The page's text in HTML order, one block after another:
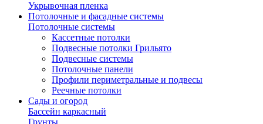
Укрывочная пленка
Потолочные и фасадные системы
Потолочные системы
Кассетные потолки
Подвесные потолки Грильято
Подвесные системы
Потолочные панели
Профили периметральные и подвесы
Реечные потолки
Сады и огород
Бассейн каркасный
Грунты